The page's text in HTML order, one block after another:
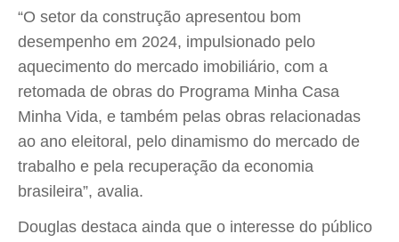
“O setor da construção apresentou bom
desempenho em 2024, impulsionado pelo
aquecimento do mercado imobiliário, com a
retomada de obras do Programa Minha Casa
Minha Vida, e também pelas obras relacionadas
ao ano eleitoral, pelo dinamismo do mercado de
trabalho e pela recuperação da economia
brasileira”, avalia.
Douglas destaca ainda que o interesse do público